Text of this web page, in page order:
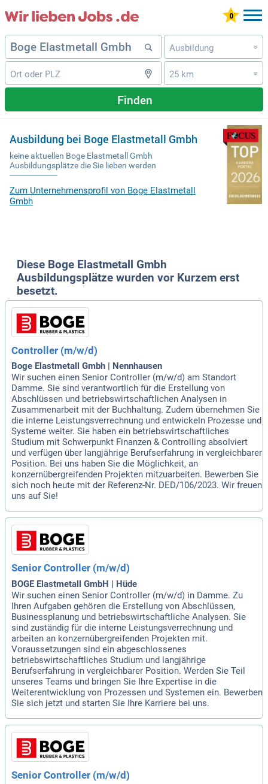
Ausbildung »
25 km »
Finden
Ausbildung bei Boge Elastmetall Gmbh
keine aktuellen Boge Elastmetall Gmbh
Ausbildungsplätze die Sie lieben werden
Zum Unternehmensprofil von Boge Elastmetall
Gmbh
Diese Boge Elastmetall Gmbh
Ausbildungsplätze wurden vor Kurzem erst
besetzt.
Controller (m/w/d)
Boge Elastmetall Gmbh | Nennhausen
Wir suchen einen Senior Controller (m/w/d) am Standort
Damme. Sie sind verantwortlich für die Erstellung von
Abschlüssen und betriebswirtschaftlichen Analysen in
Zusammenarbeit mit der Buchhaltung. Zudem übernehmen Sie
die interne Leistungsverrechnung und entwickeln Prozesse und
Systeme weiter. Sie haben ein betriebswirtschaftliches
Studium mit Schwerpunkt Finanzen & Controlling absolviert
und verfügen über langjährige Berufserfahrung in vergleichbarer
Position. Bei uns haben Sie die Möglichkeit, an
konzernübergreifenden Projekten mitzuarbeiten. Bewerben Sie
sich noch heute mit der Referenz-Nr. DED/106/2023. Wir freuen
uns auf Sie!
Senior Controller (m/w/d)
BOGE Elastmetall GmbH | Hüde
Wir suchen einen Senior Controller (m/w/d) in Damme. Zu
Ihren Aufgaben gehören die Erstellung von Abschlüssen,
Businessplanung und betriebswirtschaftliche Analysen. Sie
sind zuständig für die interne Leistungsverrechnung und
arbeiten an konzernübergreifenden Projekten mit.
Voraussetzungen sind ein abgeschlossenes
betriebswirtschaftliches Studium und langjährige
Berufserfahrung in vergleichbarer Position. Werden Sie Teil
unseres Teams und bringen Sie Ihre Expertise in die
Weiterentwicklung von Prozessen und Systemen ein. Bewerben
Sie sich jetzt und starten Sie Ihre Karriere bei uns.
Senior Controller (m/w/d)